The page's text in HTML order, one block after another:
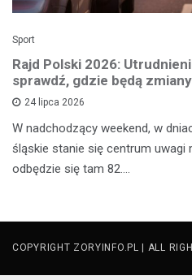
Sport
Rajd Polski 2026:
sprawdź, gdzie będą zmiany
24 lipca 2026
W nadchodzący weekend, w
śląskie stanie się centrum uwagi
odbędzie się tam 82.…
COPYRIGHT ZORYINFO.PL | ALL